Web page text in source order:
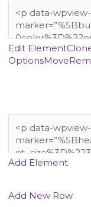
Edit Element
OptionsMove
Add Element
Add New Row